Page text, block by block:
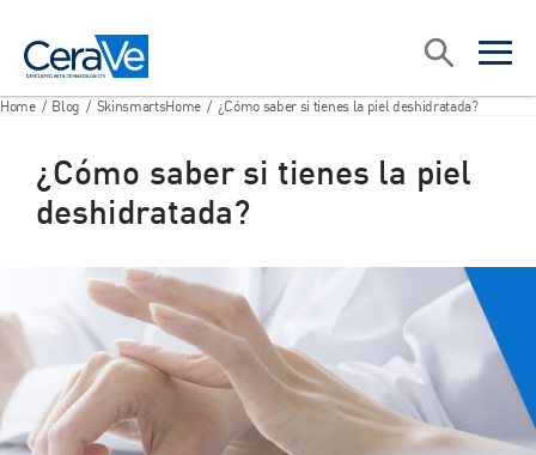
open
open
Search
Home / Blog / SkinsmartsHome / ¿Cómo saber si tienes la piel deshidratada?
¿Cómo saber si tienes la piel
deshidratada?